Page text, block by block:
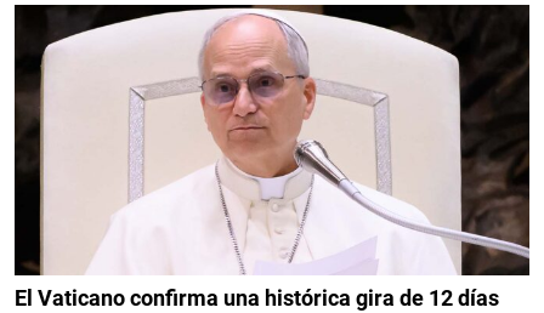
El Vaticano confirma una histórica gira de 12 días